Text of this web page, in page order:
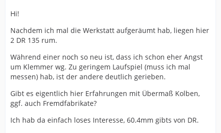
Hi!
Nachdem ich mal die Werkstatt aufgeräumt hab, liegen hier
2 DR 135 rum.
Während einer noch so neu ist, dass ich schon eher Angst
um Klemmer wg. Zu geringem Laufspiel (muss ich mal
messen) hab, ist der andere deutlich gerieben.
Gibt es eigentlich hier Erfahrungen mit Übermaß Kolben,
ggf. auch Fremdfabrikate?
Ich hab da einfach loses Interesse, 60.4mm gibts von DR.